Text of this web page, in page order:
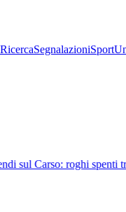
SegnalazioniSport
sul Carso: roghi spenti